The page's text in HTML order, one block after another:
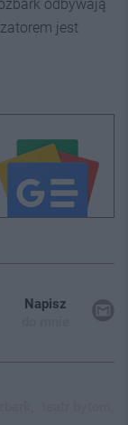
odbywają
jest
Napisz